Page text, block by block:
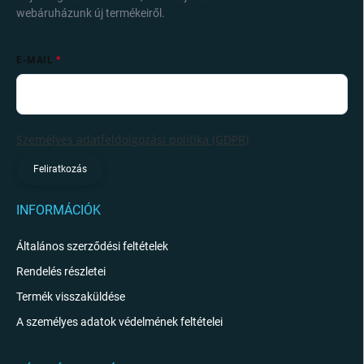
webáruházunk új termékeiről.
E-MAIL
Személyes adatfeldolgozási politika (GDPR)
Feliratkozás
INFORMÁCIÓK
Általános szerződési feltételek
Rendelés részletei
Termék visszaküldése
A személyes adatok védelmének feltételei